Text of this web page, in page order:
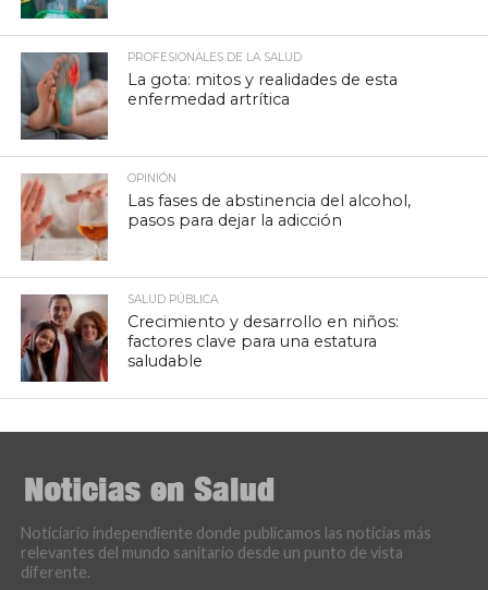
PROFESIONALES DE LA SALUD
La gota: mitos y realidades de esta
enfermedad artrítica
OPINIÓN
Las fases de abstinencia del alcohol,
pasos para dejar la adicción
SALUD PÚBLICA
Crecimiento y desarrollo en niños:
factores clave para una estatura
saludable
Noticiario independiente donde publicamos las noticias más
relevantes del mundo sanitario desde un punto de vista
diferente.